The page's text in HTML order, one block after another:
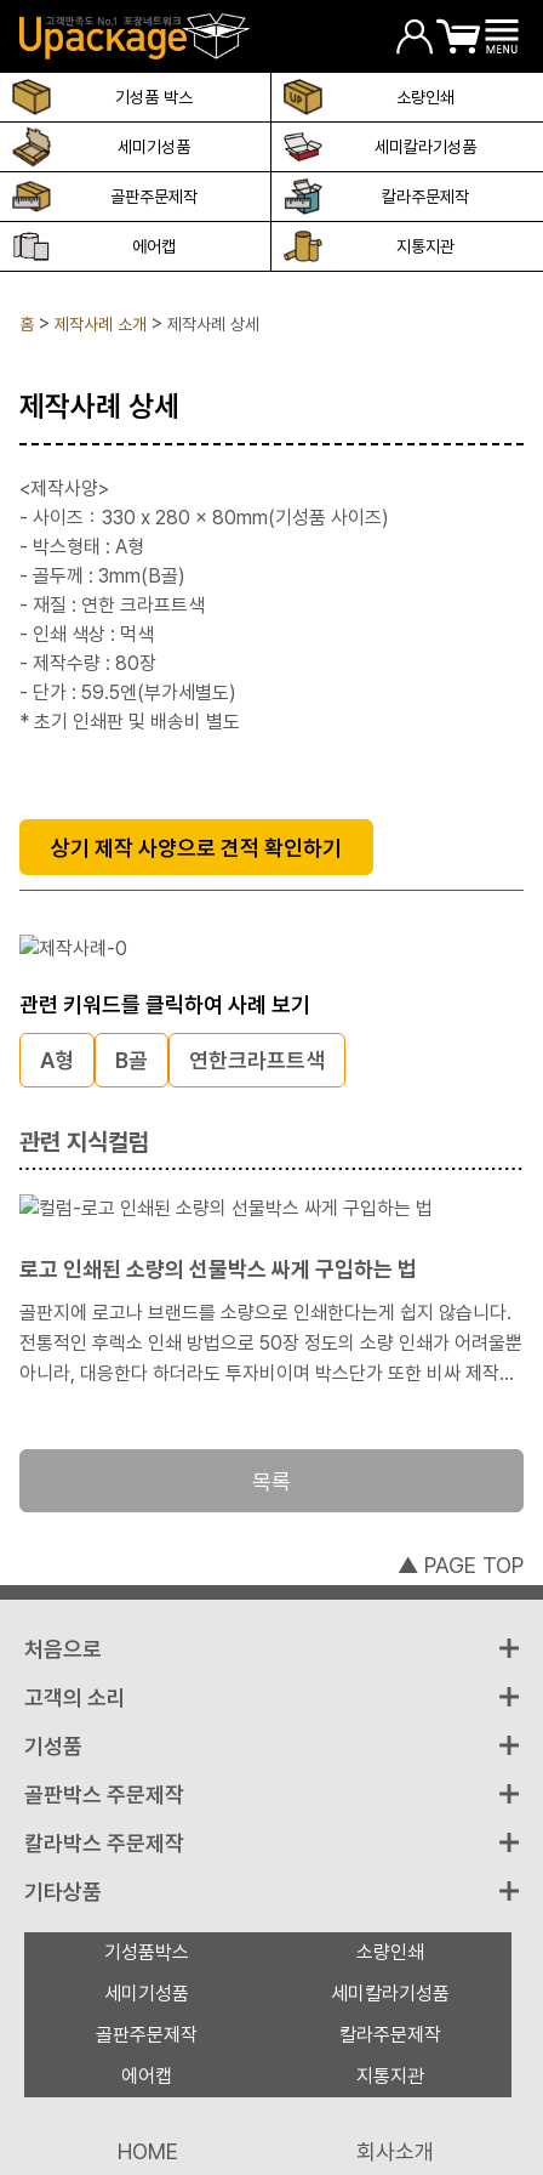
기성품 박스 소량인쇄
세미기성품 세미칼라기성품
골판주문제작 칼라주문제작
에어캡 지통지관
홈 제작사례 소개 제작사례 상세
제작사례 상세
<제작사양>
- 사이즈：330 x 280 x 80mm(기성품 사이즈)
- 박스형태 : A형
- 골두께 : 3mm(B골)
- 재질 : 연한 크라프트색
- 인쇄 색상 : 먹색
- 제작수량 : 80장
- 단가 : 59.5엔(부가세별도)
* 초기 인쇄판 및 배송비 별도
상기 제작 사양으로 견적 확인하기
관련 키워드를 클릭하여 사례 보기
A형 B골 연한크라프트색
관련 지식컬럼
로고 인쇄된 소량의 선물박스 싸게 구입하는 법
골판지에 로고나 브랜드를 소량으로 인쇄한다는게 쉽지 않습니다.
전통적인 후렉소 인쇄 방법으로 50장 정도의 소량 인쇄가 어려울뿐
아니라, 대응한다 하더라도 투자비이며 박스단가 또한 비싸 제작에
그 이용방법에 대해 소개하겠습니다.
목록
▲ PAGE TOP
처음으로
고객의 소리
기성품
골판박스 주문제작
칼라박스 주문제작
기타상품
기성품박스
소량인쇄
세미기성품
세미칼라기성품
골판주문제작
칼라주문제작
에어캡
지통지관
HOME 회사소개